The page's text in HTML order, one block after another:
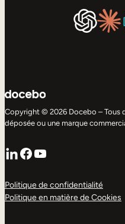
Copyright © 2026 Docebo – Tous
déposée ou une marque
LinkedIn
Facebook
YouTube
Politique de confidentialité
Politique en matière de Cookies